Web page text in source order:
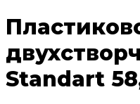
Standart